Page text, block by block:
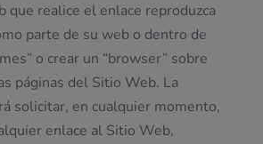
que realice el enlace reproduzca
parte de su web o dentro de
o crear un “browser” sobre
páginas del Sitio Web. La
solicitar, en cualquier momento,
enlace al Sitio Web,